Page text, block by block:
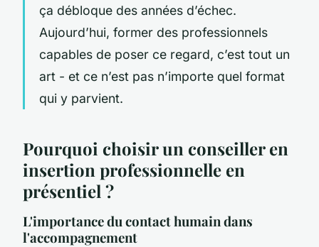
ça débloque des années d’échec.
Aujourd’hui, former des professionnels
capables de poser ce regard, c’est tout un
art - et ce n’est pas n’importe quel format
qui y parvient.
Pourquoi choisir un conseiller en
insertion professionnelle en
présentiel ?
L'importance du contact humain dans
l'accompagnement